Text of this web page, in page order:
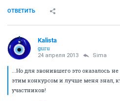
ОТВЕТИТЬ
Kalista
guru
24 апреля 2013 Sima
...Но для звонившего это оказалось
этим конкурсом и лучше меня знал,
участников!